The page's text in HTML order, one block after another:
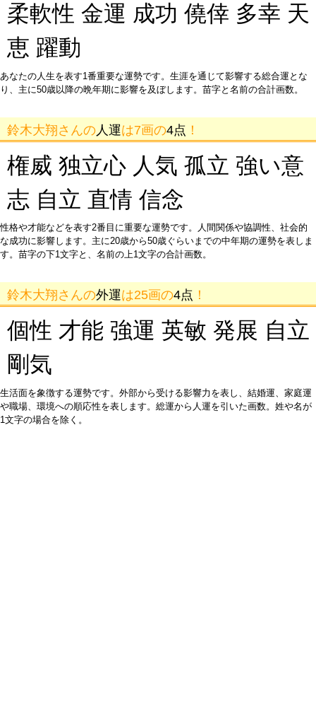
柔軟性 金運 成功 僥倖 多幸 天
恵 躍動
あなたの人生を表す1番重要な運勢です。生涯を通じて影響する総合運とな
り、主に50歳以降の晩年期に影響を及ぼします。苗字と名前の合計画数。
鈴木大翔さんの 人運は7画の4点 ！
権威 独立心 人気 孤立 強い意
志 自立 直情 信念
性格や才能などを表す2番目に重要な運勢です。人間関係や協調性、社会的
な成功に影響します。主に20歳から50歳ぐらいまでの中年期の運勢を表しま
す。苗字の下1文字と、名前の上1文字の合計画数。
鈴木大翔さんの外運は25画の4点 ！
個性 才能 強運 英敏 発展 自立
剛気
生活面を象徴する運勢です。外部から受ける影響力を表し、結婚運、家庭運
や職場、環境への順応性を表します。総運から人運を引いた画数。姓や名が
1文字の場合を除く。